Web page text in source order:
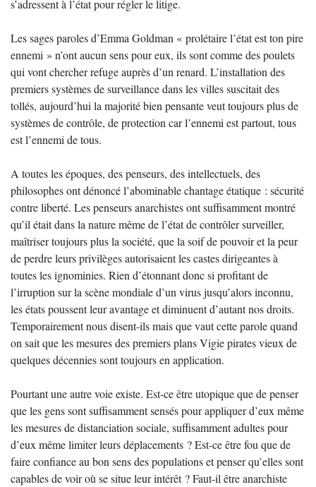
s’adressent à l’état pour régler le litige.
Les sages paroles d’Emma Goldman « prolétaire l’état est ton pire
ennemi » n’ont aucun sens pour eux, ils sont comme des poulets
qui vont chercher refuge auprès d’un renard. L’installation des
premiers systèmes de surveillance dans les villes suscitait des
tollés, aujourd’hui la majorité bien pensante veut toujours plus de
systèmes de contrôle, de protection car l’ennemi est partout, tous
est l’ennemi de tous.
A toutes les époques, des penseurs, des intellectuels, des
philosophes ont dénoncé l’abominable chantage étatique : sécurité
contre liberté. Les penseurs anarchistes ont suffisamment montré
qu’il était dans la nature même de l’état de contrôler surveiller,
maîtriser toujours plus la société, que la soif de pouvoir et la peur
de perdre leurs privilèges autorisaient les castes dirigeantes à
toutes les ignominies. Rien d’étonnant donc si profitant de
l’irruption sur la scène mondiale d’un virus jusqu’alors inconnu,
les états poussent leur avantage et diminuent d’autant nos droits.
Temporairement nous disent-ils mais que vaut cette parole quand
on sait que les mesures des premiers plans Vigie pirates vieux de
quelques décennies sont toujours en application.
Pourtant une autre voie existe. Est-ce être utopique que de penser
que les gens sont suffisamment sensés pour appliquer d’eux même
les mesures de distanciation sociale, suffisamment adultes pour
d’eux même limiter leurs déplacements ? Est-ce être fou que de
faire confiance au bon sens des populations et penser qu’elles sont
capables de voir où se situe leur intérêt ? Faut-il être anarchiste